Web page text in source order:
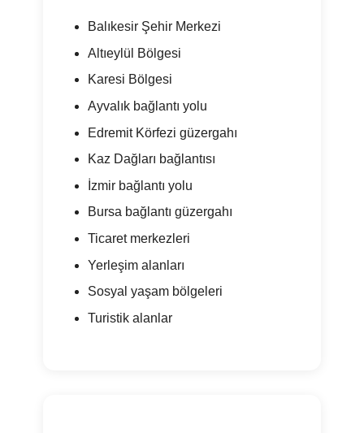
Balıkesir Şehir Merkezi
Altıeylül Bölgesi
Karesi Bölgesi
Ayvalık bağlantı yolu
Edremit Körfezi güzergahı
Kaz Dağları bağlantısı
İzmir bağlantı yolu
Bursa bağlantı güzergahı
Ticaret merkezleri
Yerleşim alanları
Sosyal yaşam bölgeleri
Turistik alanlar